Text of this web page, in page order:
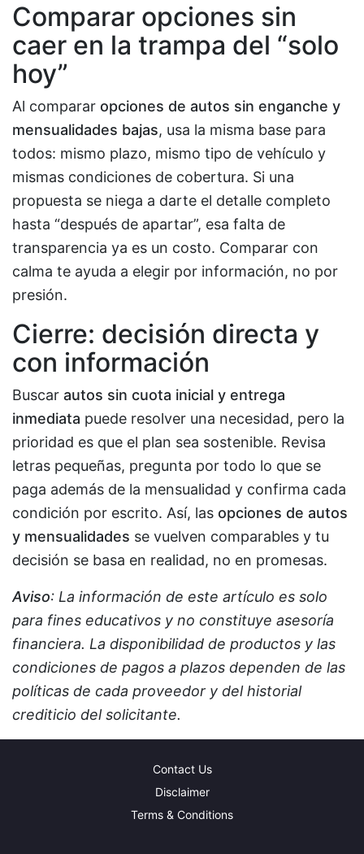
Comparar opciones sin
caer en la trampa del “solo
hoy”
Al comparar opciones de autos sin enganche y
mensualidades bajas, usa la misma base para
todos: mismo plazo, mismo tipo de vehículo y
mismas condiciones de cobertura. Si una
propuesta se niega a darte el detalle completo
hasta “después de apartar”, esa falta de
transparencia ya es un costo. Comparar con
calma te ayuda a elegir por información, no por
presión.
Cierre: decisión directa y
con información
Buscar autos sin cuota inicial y entrega
inmediata puede resolver una necesidad, pero la
prioridad es que el plan sea sostenible. Revisa
letras pequeñas, pregunta por todo lo que se
paga además de la mensualidad y confirma cada
condición por escrito. Así, las opciones de autos
y mensualidades se vuelven comparables y tu
decisión se basa en realidad, no en promesas.
Aviso: La información de este artículo es solo
para fines educativos y no constituye asesoría
financiera. La disponibilidad de productos y las
condiciones de pagos a plazos dependen de las
políticas de cada proveedor y del historial
crediticio del solicitante.
Contact Us
Disclaimer
Terms & Conditions